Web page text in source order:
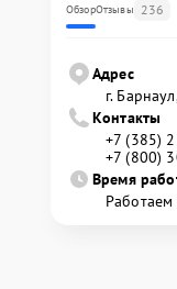
ОбзорОтзывы 236
Адрес
г.
Контакты
+7 (385)
+7 (800)
Время